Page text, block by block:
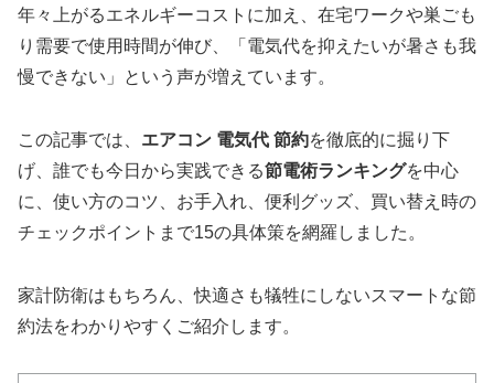
年々上がるエネルギーコストに加え、在宅ワークや巣ごも
り需要で使用時間が伸び、「電気代を抑えたいが暑さも我
慢できない」という声が増えています。
この記事では、 エアコン 電気代 節約を徹底的に掘り下
げ、誰でも今日から実践できる節電術ランキングを中心
に、使い方のコツ、お手入れ、便利グッズ、買い替え時の
チェックポイントまで15の具体策を網羅しました。
家計防衛はもちろん、快適さも犠牲にしないスマートな節
約法をわかりやすくご紹介します。